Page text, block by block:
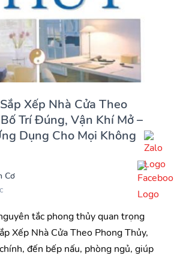
Xếp Nhà Cửa Theo
Trí Đúng, Vận Khí Mở –
Dụng Cho Mọi Không
Cơ
tắc phong thủy quan trọng
Xếp Nhà Cửa Theo Phong Thủy,
đến bếp nấu, phòng ngủ, giúp